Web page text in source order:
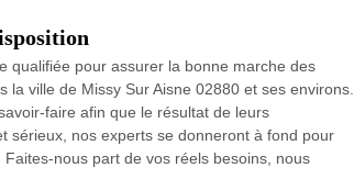
qualifiée pour assurer la bonne marche des
la ville de Missy Sur Aisne 02880 et ses environs.
faire afin que le résultat de leurs
sérieux, nos experts se donneront à fond pour
nous part de vos réels besoins, nous